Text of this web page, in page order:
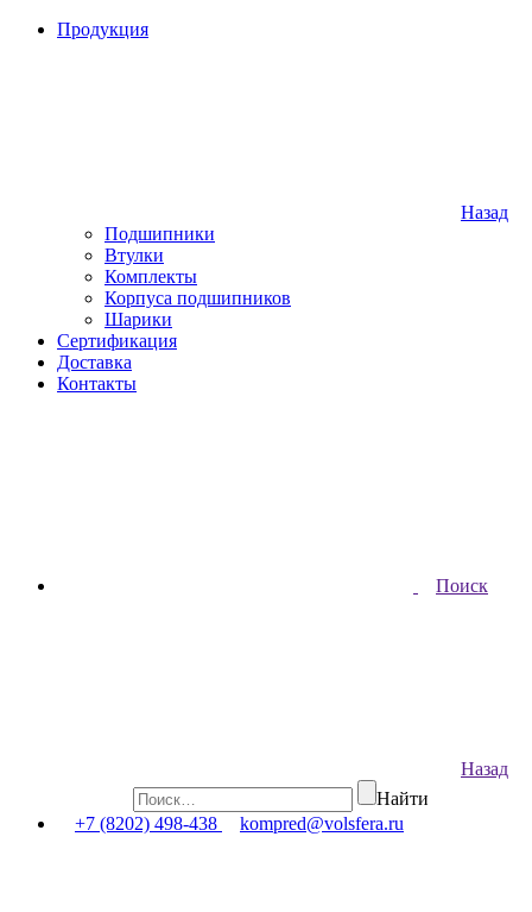
Продукция
Назад
Подшипники
Втулки
Комплекты
Корпуса подшипников
Шарики
Сертификация
Доставка
Контакты
Поиск
Назад
Найти
+7 (8202) 498-438
kompred@volsfera.ru